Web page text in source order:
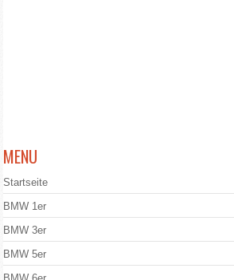
MENU
Startseite
BMW 1er
BMW 3er
BMW 5er